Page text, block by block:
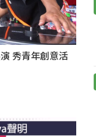
秀青年創意活